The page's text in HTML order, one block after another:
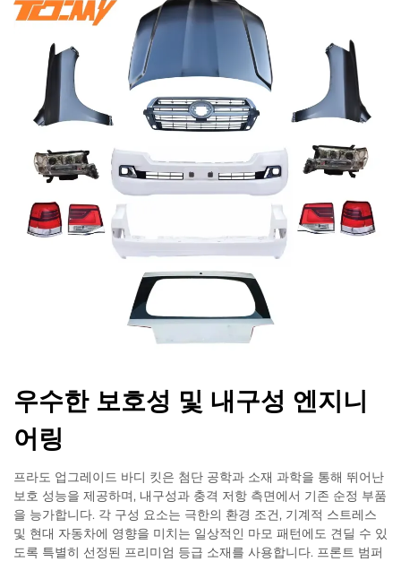
우수한 보호성 및 내구성 엔지니
어링
프라도 업그레이드 바디 킷은 첨단 공학과 소재 과학을 통해 뛰어난
보호 성능을 제공하며, 내구성과 충격 저항 측면에서 기존 순정 부품
을 능가합니다. 각 구성 요소는 극한의 환경 조건, 기계적 스트레스
및 현대 자동차에 영향을 미치는 일상적인 마모 패턴에도 견딜 수 있
도록 특별히 선정된 프리미엄 등급 소재를 사용합니다. 프론트 범퍼